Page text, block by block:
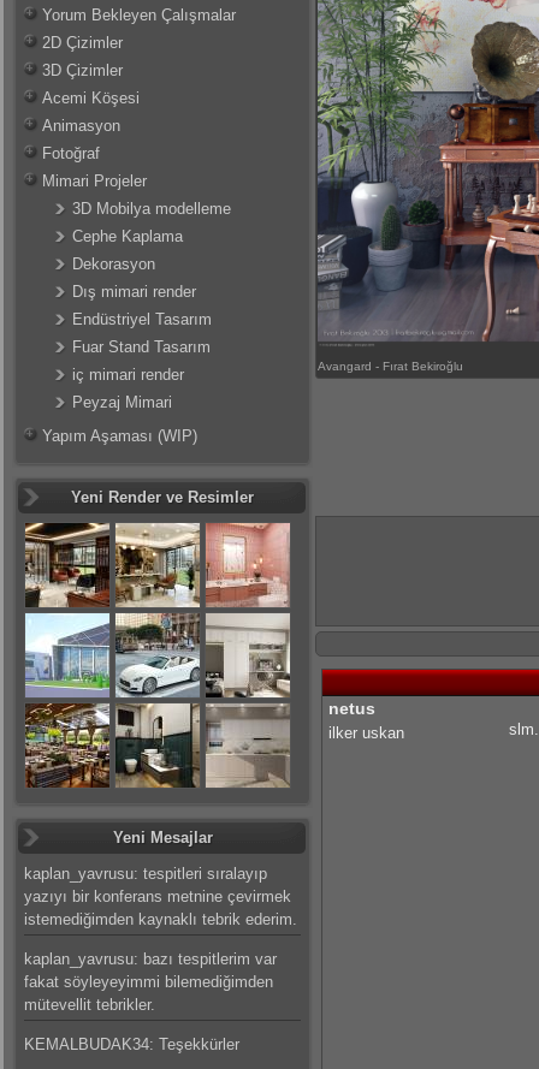
Avangard - Fırat Bekiroğlu
netus
ilker uskan
Yorum Bekleyen Çalışmalar
2D Çizimler
3D Çizimler
Acemi Köşesi
Animasyon
Fotoğraf
Mimari Projeler
3D Mobilya modelleme
Cephe Kaplama
Dekorasyon
Dış mimari render
Endüstriyel Tasarım
Fuar Stand Tasarım
iç mimari render
Peyzaj Mimari
Yapım Aşaması (WIP)
Yeni Render ve Resimler
Yeni Mesajlar
kaplan_yavrusu: tespitleri sıralayıp
yazıyı bir konferans metnine çevirmek
istemediğimden kaynaklı tebrik ederim.
kaplan_yavrusu: bazı tespitlerim var
fakat söyleyeyimmi bilemediğimden
mütevellit tebrikler.
KEMALBUDAK34: Teşekkürler